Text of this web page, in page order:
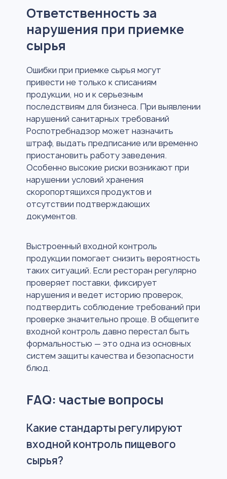
Ответственность за
нарушения при приемке
сырья
Ошибки при приемке сырья могут
привести не только к списаниям
продукции, но и к серьезным
последствиям для бизнеса. При выявлении
нарушений санитарных требований
Роспотребнадзор может назначить
штраф, выдать предписание или временно
приостановить работу заведения.
Особенно высокие риски возникают при
нарушении условий хранения
скоропортящихся продуктов и
отсутствии подтверждающих
документов.
Выстроенный входной контроль
продукции помогает снизить вероятность
таких ситуаций. Если ресторан регулярно
проверяет поставки, фиксирует
нарушения и ведет историю проверок,
подтвердить соблюдение требований при
проверке значительно проще. В общепите
входной контроль давно перестал быть
формальностью — это одна из основных
систем защиты качества и безопасности
блюд.
FAQ: частые вопросы
Какие стандарты регулируют
входной контроль пищевого
сырья?